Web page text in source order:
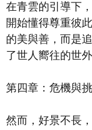
在青雲的引導下
開始懂得尊重彼
的美與善，而是
了世人嚮往的世外
第四章：危機與
然而，好景不長